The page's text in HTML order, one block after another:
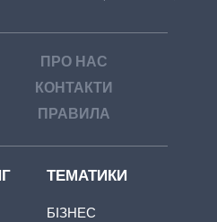
ПРО НАС
КОНТАКТИ
ПРАВИЛА
ТЕМАТИКИ
БІЗНЕС